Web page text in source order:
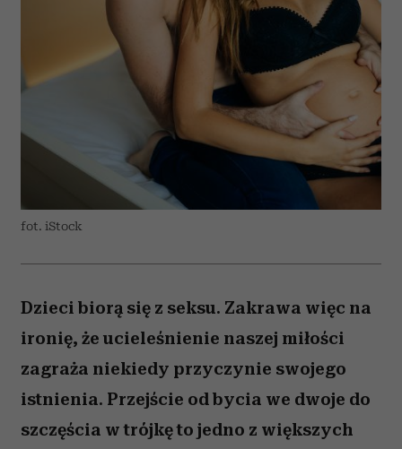
fot. iStock
Dzieci biorą się z seksu. Zakrawa więc na
ironię, że ucieleśnienie naszej miłości
zagraża niekiedy przyczynie swojego
istnienia. Przejście od bycia we dwoje do
szczęścia w trójkę to jedno z większych